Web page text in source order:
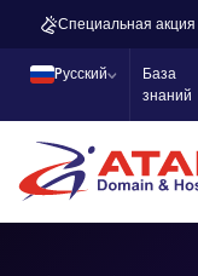
Специальная
Pусский
База
знаний